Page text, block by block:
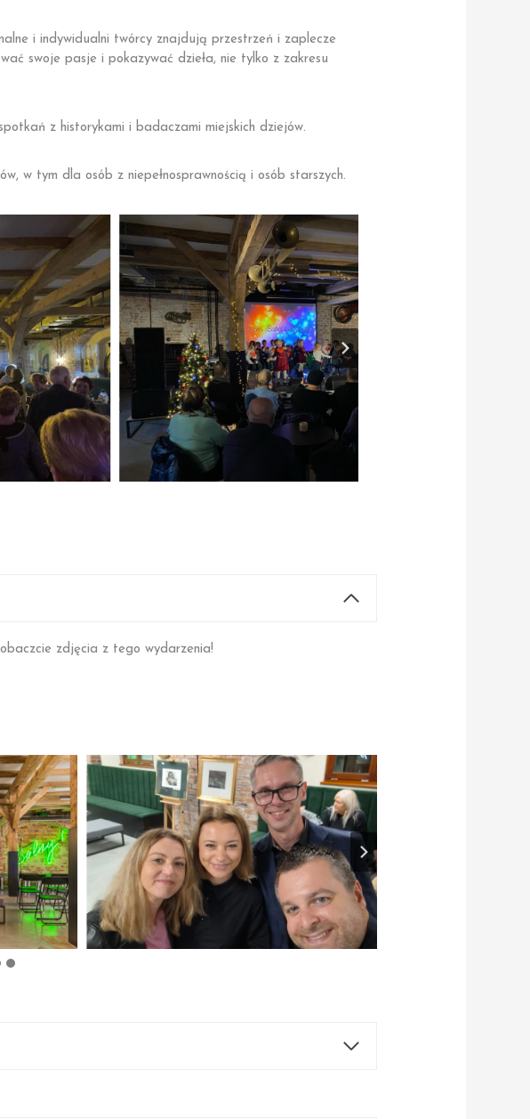
i indywidualni twórcy znajdują przestrzeń i zaplecze
swoje pasje i pokazywać dzieła, nie tylko z zakresu
z historykami i badaczami miejskich dziejów.
w tym dla osób z niepełnosprawnością i osób starszych.
zdjęcia z tego wydarzenia!